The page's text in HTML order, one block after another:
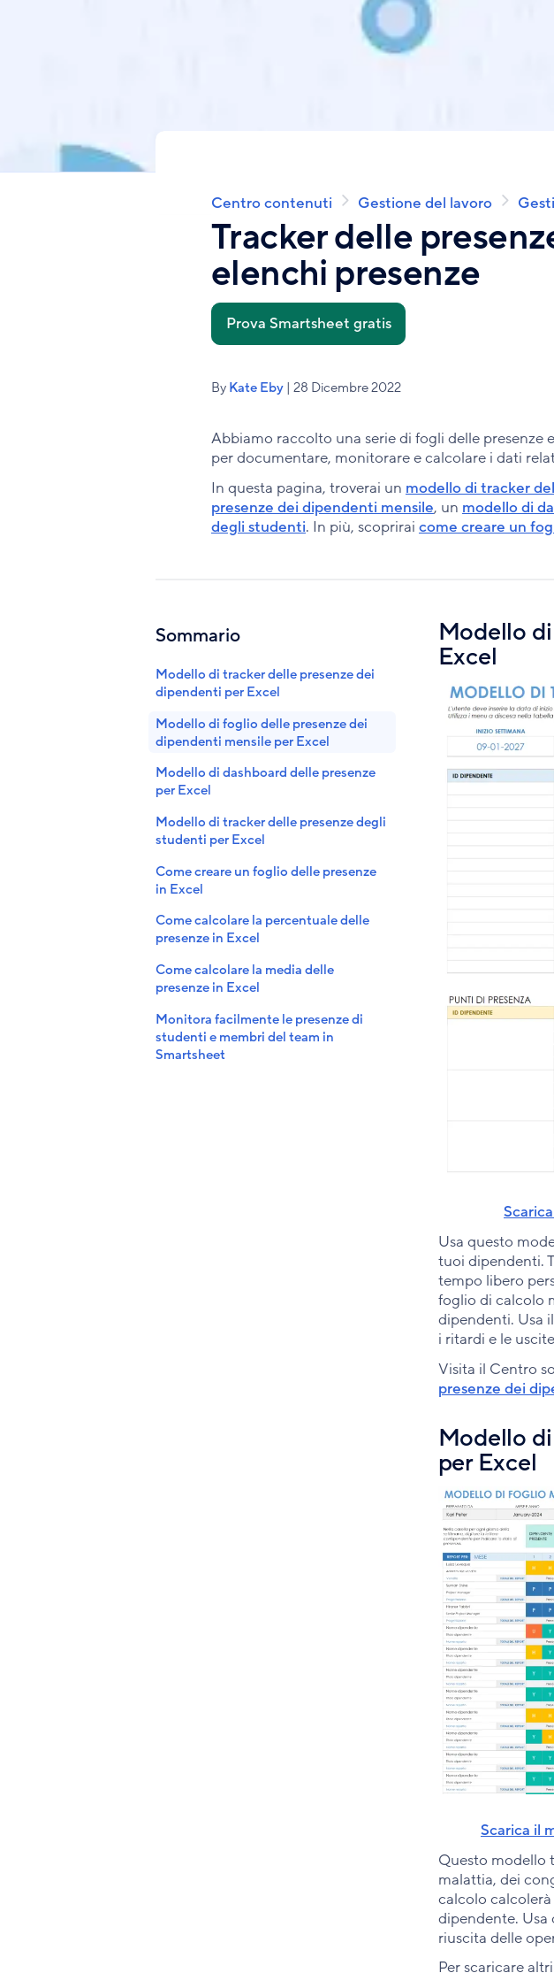
Briciole
di
pane
Centro contenuti Gestione del lavoro
Tracker delle
elenchi presenze
Prova Smartsheet gratis
By Kate Eby| 28 Dicembre 2022
Abbiamo raccolto una serie di fogli delle
per documentare, monitorare e calcolare i dati
In questa pagina, troverai un modello di tracker
presenze dei dipendenti mensile, un modello di
degli studenti. In più, scoprirai come creare un
Sommario
Modello di tracker delle presenze dei
dipendenti per Excel
Modello di foglio delle presenze dei
dipendenti mensile per Excel
Modello di dashboard delle presenze
per Excel
Modello di tracker delle presenze degli
studenti per Excel
Come creare un foglio delle presenze
in Excel
Come calcolare la percentuale delle
presenze in Excel
Come calcolare la media delle
presenze in Excel
Monitora facilmente le presenze di
studenti e membri del team in
Smartsheet
Modello
Excel
Usa questo
tuoi dipendenti.
tempo libero
foglio di calcolo
dipendenti. Usa
i ritardi e le
Visita il Centro
presenze dei
Modello
per Excel
Scarica il
Questo modello
malattia, dei
calcolo
dipendente. Usa
riuscita delle
Per scaricare